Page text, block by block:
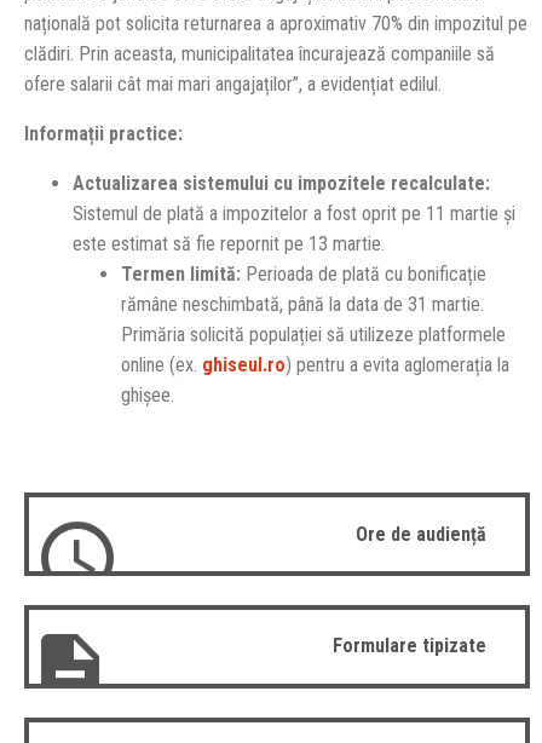
națională pot solicita returnarea a aproximativ 70% din impozitul pe
clădiri. Prin aceasta, municipalitatea încurajează companiile să
ofere salarii cât mai mari angajaților”, a evidențiat edilul.
Informații practice:
Actualizarea sistemului cu impozitele recalculate:
Sistemul de plată a impozitelor a fost oprit pe 11 martie și
este estimat să fie repornit pe 13 martie.
Termen limită: Perioada de plată cu bonificație
rămâne neschimbată, până la data de 31 martie.
Primăria solicită populației să utilizeze platformele
online (ex. ghiseul.ro) pentru a evita aglomerația la
ghișee.
Ore de audiență
Formulare tipizate